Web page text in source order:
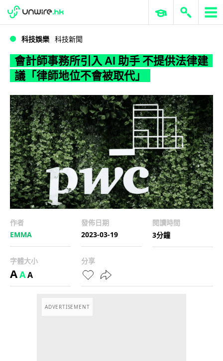
WWDC 2026 ERP 與商業 AI
科技娛樂 科技新聞
會計師事務所引入 AI 助手 不提供法律建
議「律師地位不會被取代」
作者
EMMA
發佈日期
2023-03-19
閱讀時間
3分鐘
字體大小
AAA
分享
ADVERTISEMENT